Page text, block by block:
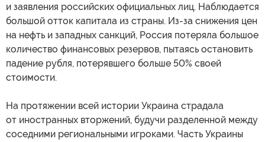
и заявления российских официальных лиц. Наблюдается
большой отток капитала из страны. Из-за снижения цен
на нефть и западных санкций, Россия потеряла большое
количество финансовых резервов, пытаясь остановить
падение рубля, потерявшего больше 50% своей
стоимости.
На протяжении всей истории Украина страдала
от иностранных вторжений, будучи разделенной между
соседними региональными игроками. Часть Украины